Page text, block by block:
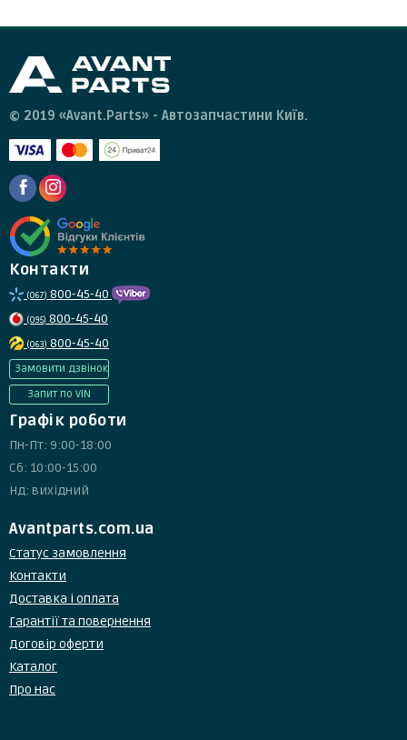
© 2019 «Avant.Parts» - Автозапчастини Київ.
Контакти
(067) 800-45-40
(095) 800-45-40
(063) 800-45-40
Замовити дзвінок
Запит по VIN
Графік роботи
Пн-Пт: 9:00-18:00
Сб: 10:00-15:00
Нд: вихідний
Avantparts.com.ua
Статус замовлення
Контакти
Доставка і оплата
Гарантії та повернення
Договір оферти
Каталог
Про нас